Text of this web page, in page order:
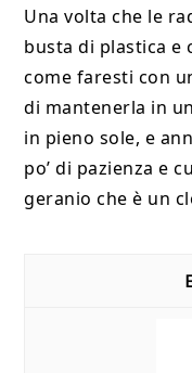
Una volta che le
busta di plastica e
come faresti con
di mantenerla in
in pieno sole, e
po’ di pazienza e
geranio che è un